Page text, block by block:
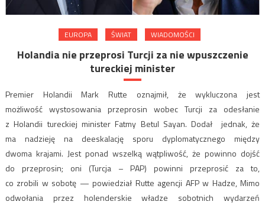
EUROPA ŚWIAT WIADOMOŚCI
Holandia nie przeprosi Turcji za nie wpuszczenie
tureckiej minister
Premier Holandii Mark Rutte oznajmił, że wykluczona jest
możliwość wystosowania przeprosin wobec Turcji za odesłanie
z Holandii tureckiej minister Fatmy Betul Sayan. Dodał jednak, że
ma nadzieję na deeskalację sporu dyplomatycznego między
dwoma krajami. Jest ponad wszelką wątpliwość, że powinno dojść
do przeprosin; oni (Turcja – PAP) powinni przeprosić za to,
co zrobili w sobotę — powiedział Rutte agencji AFP w Hadze, Mimo
odwołania przez holenderskie władze sobotnich wydarzeń